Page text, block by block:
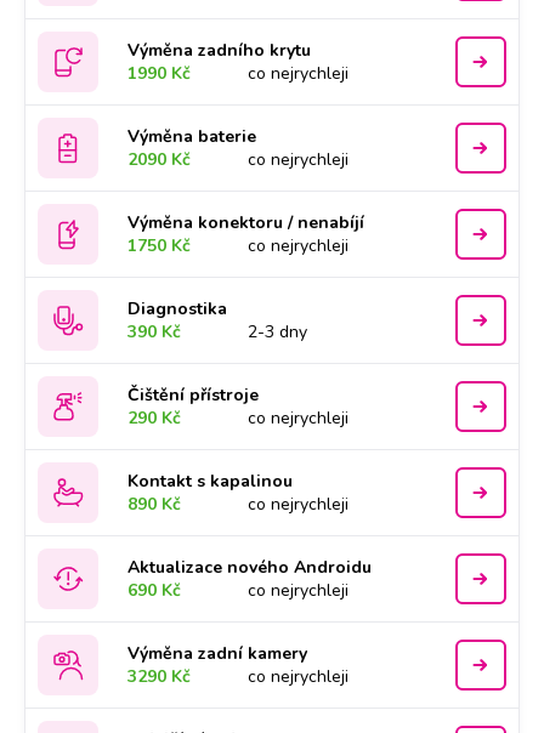
Výměna zadního krytu
1990 Kč
co nejrychleji
Výměna baterie
2090 Kč
co nejrychleji
Výměna konektoru / nenabíjí
1750 Kč
co nejrychleji
Diagnostika
390 Kč
2-3 dny
Čištění přístroje
290 Kč
co nejrychleji
Kontakt s kapalinou
890 Kč
co nejrychleji
Aktualizace nového Androidu
690 Kč
co nejrychleji
Výměna zadní kamery
3290 Kč
co nejrychleji